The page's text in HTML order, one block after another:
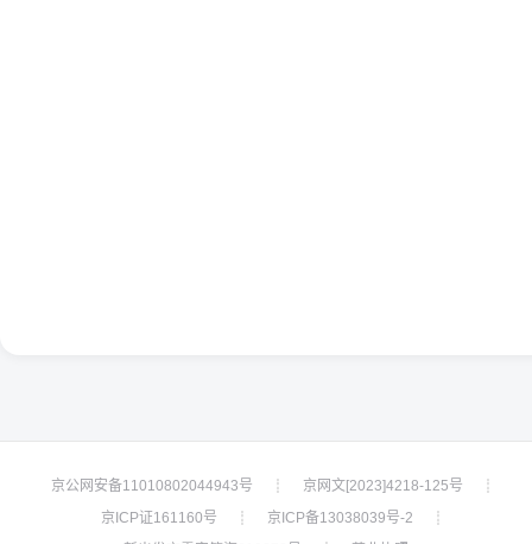
京公网安备11010802044943号 ┊ 京网文[2023]4218-125号
┊
京ICP证161160号
┊ 京ICP备13038039号-2
┊